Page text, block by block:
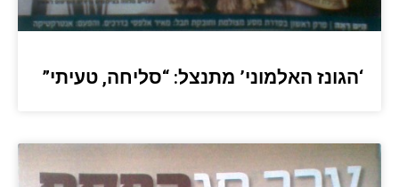
‘הגונז האלמוני’ מתנצל: “סליחה, טעיתי”